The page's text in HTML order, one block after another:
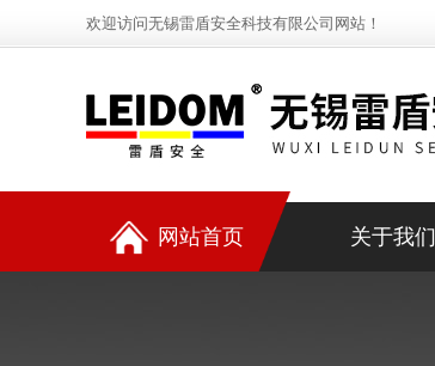
欢迎访问无锡雷盾安全科技有限公司网站！
网站首页 关于我们